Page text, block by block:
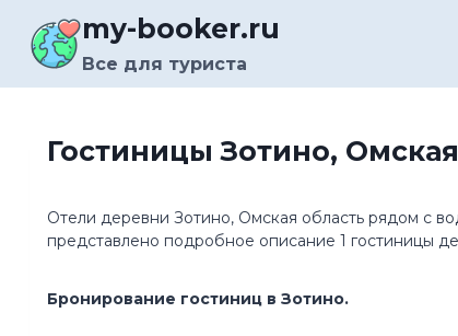
содержимому
my-booker.ru
Все для туриста
Гостиницы Зотино,
Отели деревни Зотино, Омская область рядом с
представлено подробное описание 1 гостиницы
Бронирование гостиниц в Зотино.